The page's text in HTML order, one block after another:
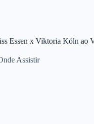
Essen x Viktoria Köln ao
Assistir